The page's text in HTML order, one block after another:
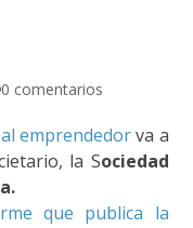
0 comentarios
emprendedorva a
la Sociedad
que publica la